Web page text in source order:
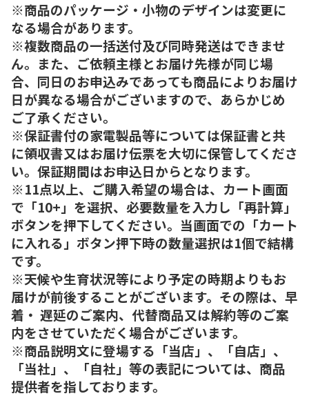
※商品のパッケージ・小物のデザインは変更に
なる場合があります。
※複数商品の一括送付及び同時発送はできませ
ん。また、ご依頼主様とお届け先様が同じ場
合、同日のお申込みであっても商品によりお届け
日が異なる場合がございますので、あらかじめ
ご了承ください。
※保証書付の家電製品等については保証書と共
に領収書又はお届け伝票を大切に保管してくださ
い。保証期間はお申込日からとなります。
※11点以上、ご購入希望の場合は、カート画面
で「10+」を選択、必要数量を入力し「再計算」
ボタンを押下してください。当画面での「カート
に入れる」ボタン押下時の数量選択は1個で結構
です。
※天候や生育状況等により予定の時期よりもお
届けが前後することがございます。その際は、早
着・ 遅延のご案内、代替商品又は解約等のご案
内をさせていただく場合がございます。
※商品説明文に登場する「当店」、「自店」、
「当社」、「自社」等の表記については、商品
提供者を指しております。